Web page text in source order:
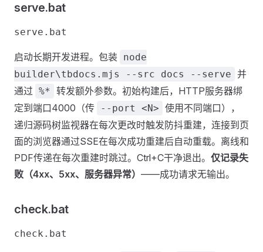
serve.bat
启动长期开发进程。包装 node
builder\tbdocs.mjs --src docs --serve 并
通过 %*
转发额外参数。初始构建后，HTTP服务器绑
定到端口4000（传
--port <N> 使用不同端口），
递归源码树监视器在每次更改时触发防抖重建，连接到页
面的浏览器通过SSE在每次成功重建后自动重载。离线和
PDF传递在每次重建时跳过。Ctrl+C干净退出。 仅记录失
败（4xx、5xx、服务器异常） ——成功请求无输出。
check.bat